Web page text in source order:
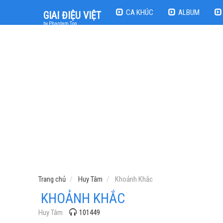
GIAI ĐIỆU VIỆT
by Phantam Top
CA KHÚC ALBUM
Trang chủ Huy Tâm Khoảnh Khắc
KHOẢNH KHẮC
Huy Tâm 101449